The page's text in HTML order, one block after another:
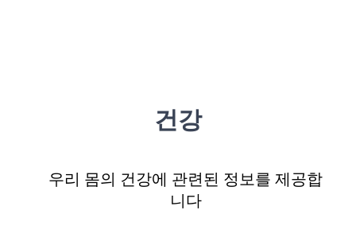
건강
우리 몸의 건강에 관련된 정보를 제공합
니다